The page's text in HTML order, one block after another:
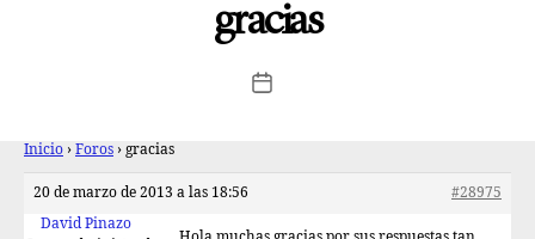
gracias
Inicio › Foros › gracias
20 de marzo de 2013 a las 18:56
#28975
David Pinazo